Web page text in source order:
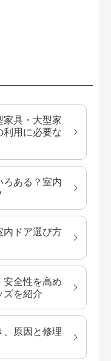
具・大型家
利用に必要な
ろある？室内
内ドア選び方
全性を高め
ズを紹介
、原因と修理